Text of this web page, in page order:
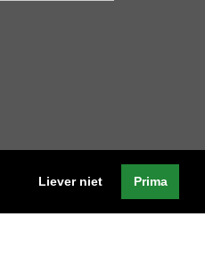
Liever niet Prima
Privacyverklaring